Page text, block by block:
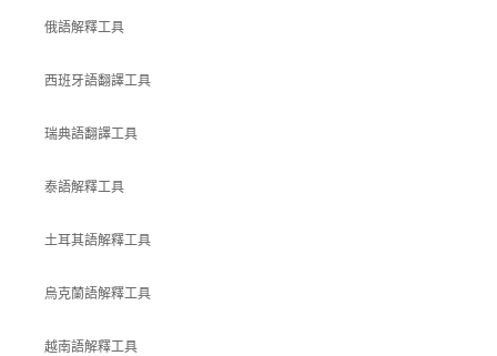
俄語解釋工具
西班牙語翻譯工具
瑞典語翻譯工具
泰語解釋工具
土耳其語解釋工具
烏克蘭語解釋工具
越南語解釋工具